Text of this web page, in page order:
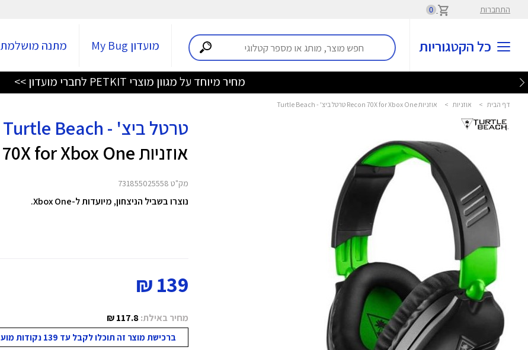
התחברות 0
כל הקטגוריות מועדון My Bug מתנה מושלמת
מחיר מיוחד על מגוון מוצרי PETKIT לחברי מועדון >>
דף הבית > אוזניות > אוזניות Recon 70X for Xbox One טרטל ביצ' - Turtle Beach
טרטל ביצ' - Turtle Beach
אוזניות Recon 70X for Xbox One
מק"ט 731855025558
נוצרו בשביל הניצחון, מיועדות ל-Xbox One.
139 ₪
מחיר באילת:117.8 ₪
ברכישת מוצר זה תוכלו לקבל עד 139 נקודות מועדון!